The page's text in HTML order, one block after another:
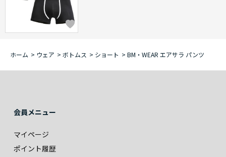
ホーム > ウェア > ボトムス > ショート > BM・WEAR エアサラ パンツ
会員メニュー
マイページ
ポイント履歴